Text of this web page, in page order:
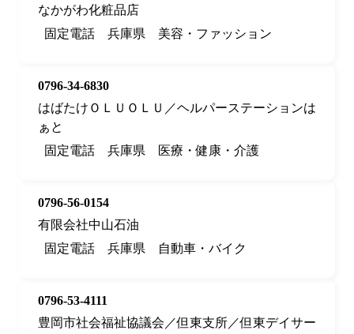
なかがわ化粧品店
固定電話
兵庫県 美容・ファッション
0796-34-6830
はばたけＯＬＵＯＬＵ／ヘルパーステーションは
ぁと
固定電話
兵庫県 医療・健康・介護
0796-56-0154
有限会社中山石油
固定電話
兵庫県 自動車・バイク
0796-53-4111
豊岡市社会福祉協議会／但東支所／但東デイサー